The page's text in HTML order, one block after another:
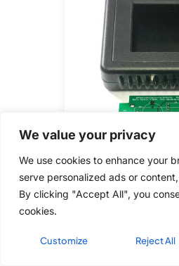
We value your privacy
We use cookies to enhance your
serve personalized ads or
By clicking "Accept All", you
cookies.
Customize Reject All